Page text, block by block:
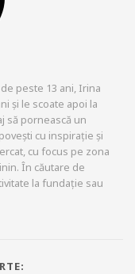
peste 13 ani, Irina
și le scoate apoi la
să pornească un
cu inspirație și
cu focus pe zona
În căutare de
la fundație sau